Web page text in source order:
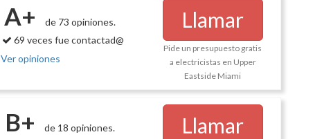
A+
de 73 opiniones.
69 veces fue contactad@
Ver opiniones
Llamar
Pide un presupuesto gratis
a electricistas en Upper
Eastside Miami
B+
de 18 opiniones.
Llamar